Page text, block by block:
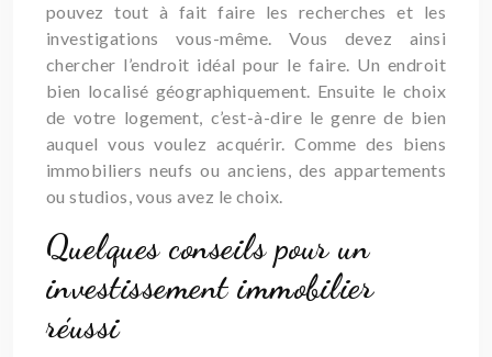
pouvez tout à fait faire les recherches et les
investigations vous-même. Vous devez ainsi
chercher l’endroit idéal pour le faire. Un endroit
bien localisé géographiquement. Ensuite le choix
de votre logement, c’est-à-dire le genre de bien
auquel vous voulez acquérir. Comme des biens
immobiliers neufs ou anciens, des appartements
ou studios, vous avez le choix.
Quelques conseils pour un
investissement immobilier
réussi